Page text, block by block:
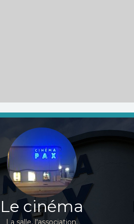
Le cinéma
La salle, l'association.